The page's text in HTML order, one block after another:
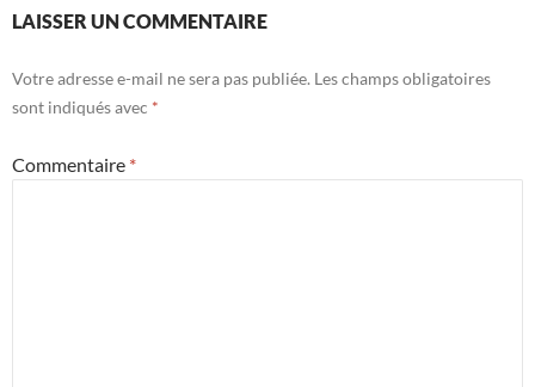
LAISSER UN COMMENTAIRE
Votre adresse e-mail ne sera pas publiée. Les champs obligatoires
sont indiqués avec *
Commentaire *